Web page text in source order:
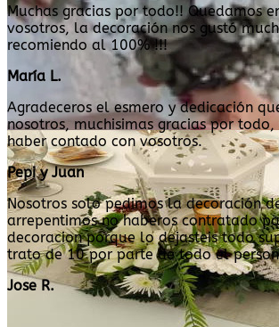
Muchas gracias por todo!! Quedamos
vosotros, la decoración nos gustó
recomiendo al 100% !!!
María L.
Agradeceros el esmero y dedicación
nosotros, muchisimas gracias por todo,
haber contado con vosotros.
Pepi y Juan
Nosotros solo pedimos la decoración
arrepentimos no haberos contratado
decoracion porque lo dejasteis todo
trato de 10 por parte de todo el
Jose R.